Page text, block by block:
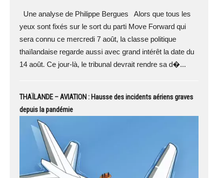
Une analyse de Philippe Bergues Alors que tous les
yeux sont fixés sur le sort du parti Move Forward qui
sera connu ce mercredi 7 août, la classe politique
thaïlandaise regarde aussi avec grand intérêt la date du
14 août. Ce jour-là, le tribunal devrait rendre sa d�...
THAÏLANDE – AVIATION : Hausse des incidents aériens graves
depuis la pandémie